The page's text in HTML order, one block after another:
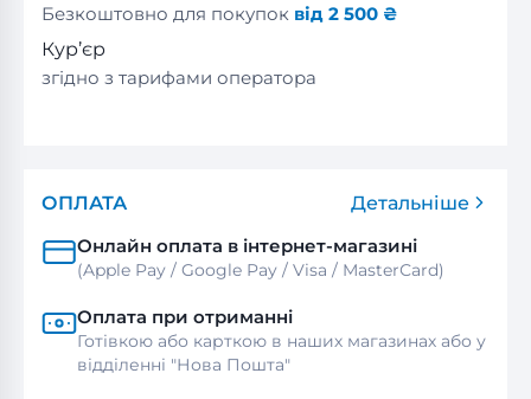
Безкоштовно для покупок від 2 500 ₴
Кур’єр
згідно з тарифами оператора
ОПЛАТА
Детальніше
Онлайн оплата в інтернет-магазині
(Apple Pay / Google Pay / Visa / MasterСard)
Оплата при отриманні
Готівкою або карткою в наших магазинах або у
відділенні "Нова Пошта"